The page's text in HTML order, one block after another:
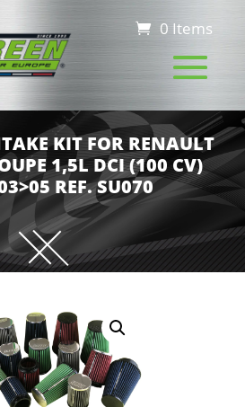
0 Items
KIT FOR RENAULT
1,5L DCI (100 CV)
REF. SU070